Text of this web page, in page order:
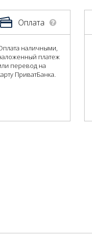
Оплата
наличными,
платеж
перевод на
ПриватБанка.